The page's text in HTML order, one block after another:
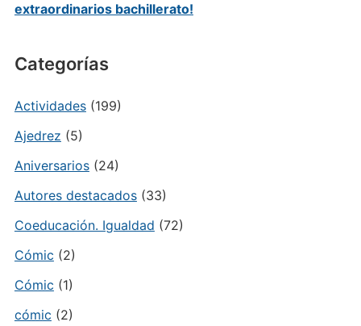
extraordinarios bachillerato!
Categorías
Actividades(199)
Ajedrez (5)
Aniversarios(24)
Autores destacados(33)
Coeducación. Igualdad (72)
Cómic (2)
Cómic (1)
cómic (2)